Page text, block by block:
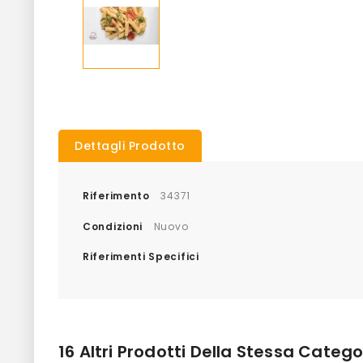
Dettagli Prodotto
Riferimento 34371
Condizioni Nuovo
Riferimenti Specifici
16 Altri Prodotti Della Stessa